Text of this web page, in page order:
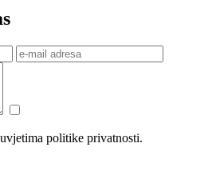
politike privatnosti.